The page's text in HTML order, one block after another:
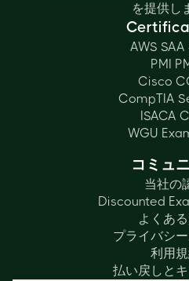
を提供し
AWS
PMI
Cisco
CompTIA
ISACA
WGU
コミュ
当社の
Discounted
よくあ
プライバシ
利用
払い戻しと